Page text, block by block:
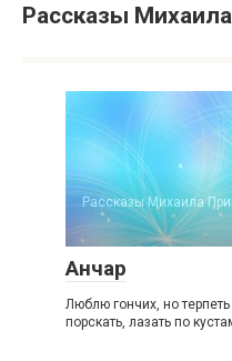
Рассказы
Рассказы Михаила
Анчар
Люблю гончих, но
порскать, лазать по